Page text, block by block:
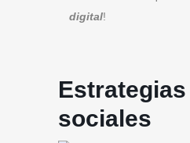
digital!
sociales